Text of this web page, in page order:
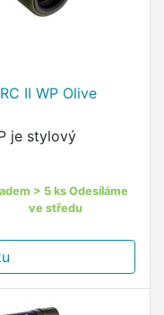
II WP Olive
je stylový
> 5 ks Odesíláme
ve středu